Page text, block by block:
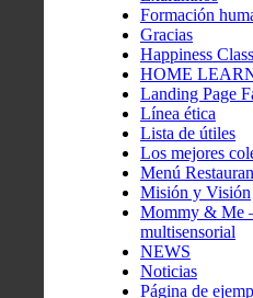
Formación
Gracias
Happiness Class
HOME
Landing Page
Línea ética
Lista de útiles
Los mejores
Menú
Misión y Visión
Mommy & Me
multisensorial
NEWS
Noticias
Página de